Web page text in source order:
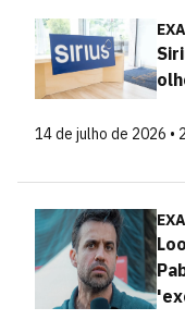
14 de julho de 2026 •